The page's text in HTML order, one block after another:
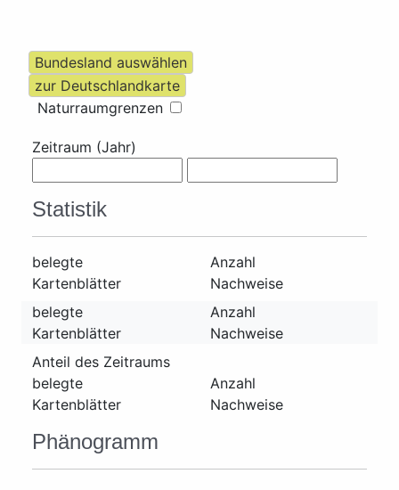
Naturraumgrenzen
Zeitraum (Jahr)
Statistik
belegte
Kartenblätter
Anzahl
Nachweise
belegte
Kartenblätter
Anzahl
Nachweise
Anteil des Zeitraums
belegte
Kartenblätter
Anzahl
Nachweise
Phänogramm